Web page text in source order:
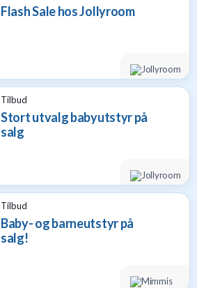
Flash Sale hos Jollyroom
Tilbud
Stort utvalg babyutstyr på
salg
Tilbud
Baby- og barneutstyr på
salg!